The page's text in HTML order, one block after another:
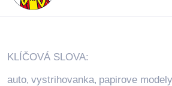
KLÍČOVÁ SLOVA:
auto, vystrihovanka, papirove modely